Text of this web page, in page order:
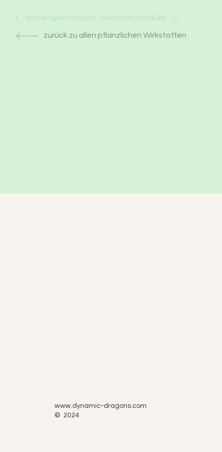
zurück zu allen pflanzlichen Wirkstoffen
vorheriges Produkt nächstes Produkt
www.dynamic-dragons.com
© 2024